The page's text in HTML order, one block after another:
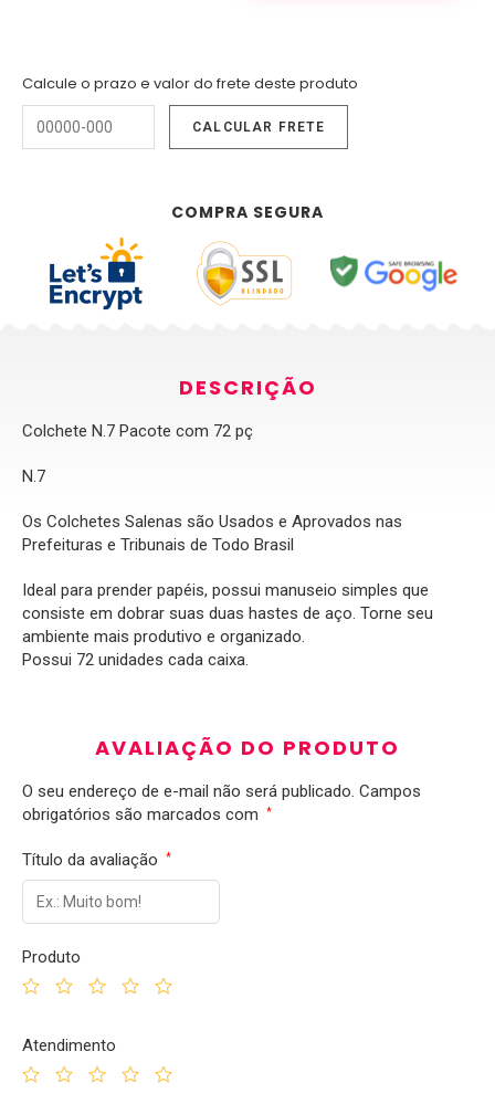
Calcule o prazo e valor do frete deste produto
COMPRA SEGURA
DESCRIÇÃO
Colchete N.7 Pacote com 72 pç
N.7
Os Colchetes Salenas são Usados e Aprovados nas
Prefeituras e Tribunais de Todo Brasil
Ideal para prender papéis, possui manuseio simples que
consiste em dobrar suas duas hastes de aço. Torne seu
ambiente mais produtivo e organizado.
Possui 72 unidades cada caixa.
AVALIAÇÃO DO PRODUTO
O seu endereço de e-mail não será publicado. Campos
obrigatórios são marcados com
*
Título da avaliação *
Produto
Atendimento